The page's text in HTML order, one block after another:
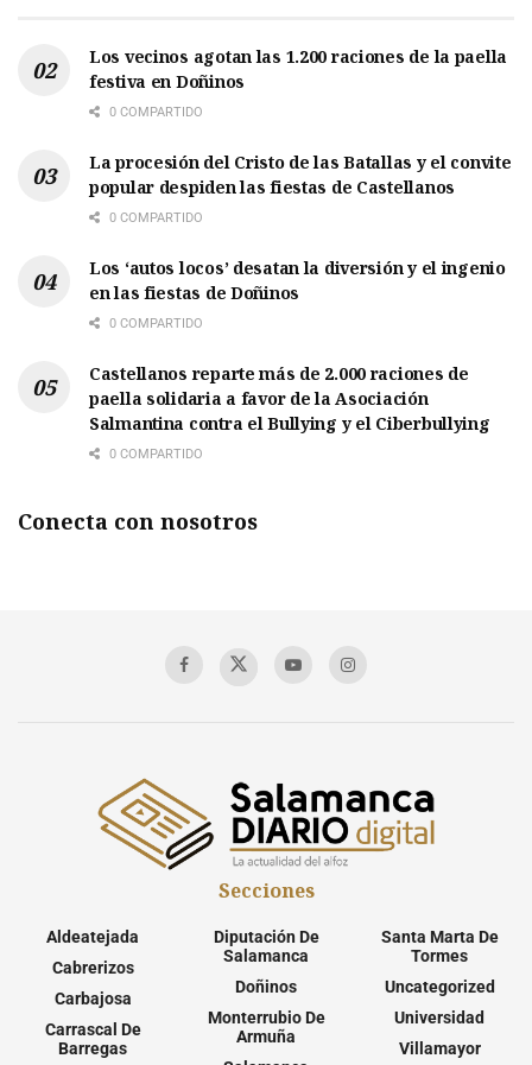
Los vecinos agotan las 1.200 raciones de la paella
festiva en Doñinos
0 COMPARTIDO
La procesión del Cristo de las Batallas y el convite
popular despiden las fiestas de Castellanos
0 COMPARTIDO
Los ‘autos locos’ desatan la diversión y el ingenio
en las fiestas de Doñinos
0 COMPARTIDO
Castellanos reparte más de 2.000 raciones de
paella solidaria a favor de la Asociación
Salmantina contra el Bullying y el Ciberbullying
0 COMPARTIDO
Conecta con nosotros
Secciones
Aldeatejada
Cabrerizos
Carbajosa
Carrascal De
Barregas
Diputación De
Salamanca
Doñinos
Monterrubio De
Armuña
Santa Marta De
Tormes
Uncategorized
Universidad
Villamayor